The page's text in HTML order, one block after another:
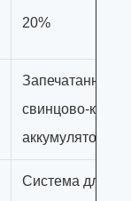
20%
Запечатанный
свинцово-
аккумулятор
Система